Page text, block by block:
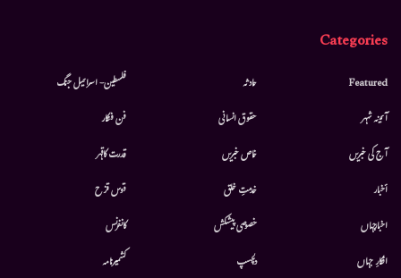
Categories
Featured
آئینہ شہر
آج کی خبریں
أخبار
اخبارجہاں
افکارِ جہاں
حادثہ
حقوق انسانی
خاص خبریں
خدمتِ خلق
خصوصی پیشکش
دلچسپ
فلسطین- اسرائیل جنگ
فن فنکار
قدرت کاقہر
قوس قزح
کانفرنس
کشمیرنامہ